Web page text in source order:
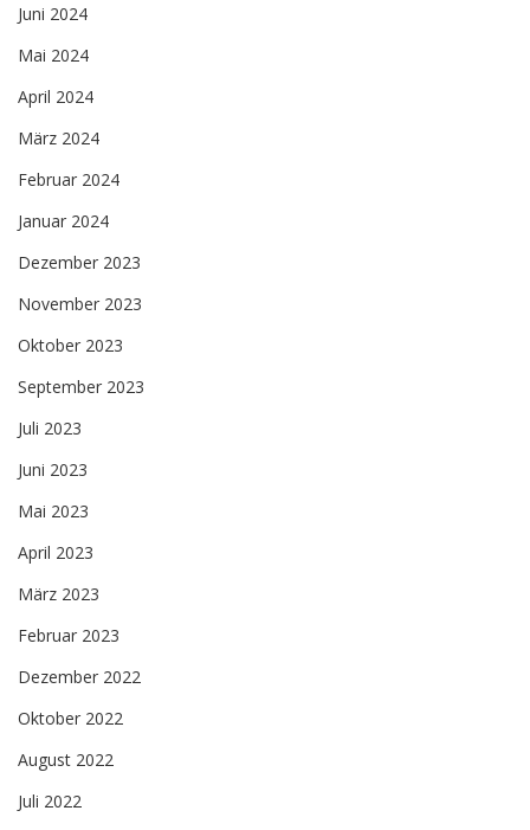
Juni 2024
Mai 2024
April 2024
März 2024
Februar 2024
Januar 2024
Dezember 2023
November 2023
Oktober 2023
September 2023
Juli 2023
Juni 2023
Mai 2023
April 2023
März 2023
Februar 2023
Dezember 2022
Oktober 2022
August 2022
Juli 2022